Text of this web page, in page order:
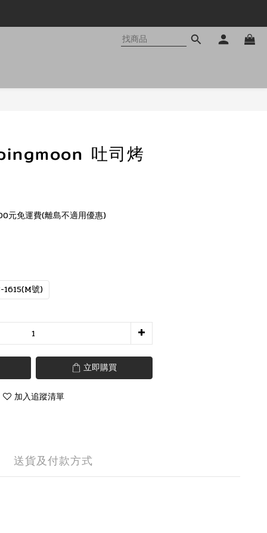
吐司烤
元免運費(離島不適用優惠)
1615(M號)
立即購買
加入追蹤清單
送貨及付款方式